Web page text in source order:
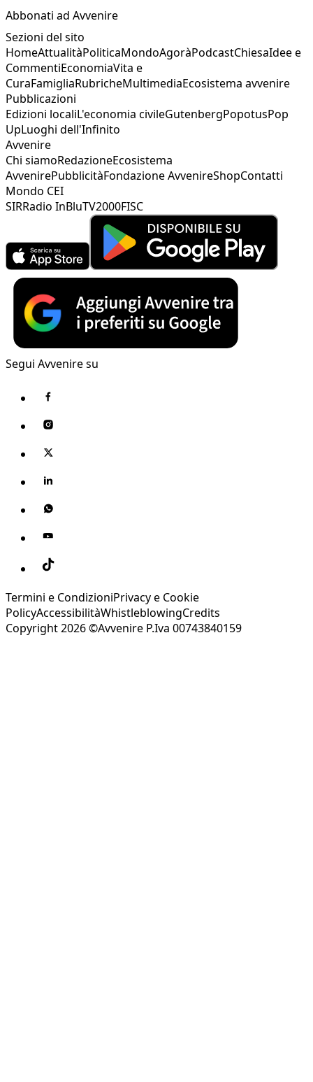
Abbonati ad Avvenire
Sezioni del sito
HomeAttualitàPoliticaMondoAgoràPodcastChiesaIdee e
CommentiEconomiaVita e
CuraFamigliaRubricheMultimediaEcosistema avvenire
Pubblicazioni
Edizioni localiL'economia civileGutenbergPopotusPop
UpLuoghi dell'Infinito
Avvenire
Chi siamoRedazioneEcosistema
AvvenirePubblicitàFondazione AvvenireShopContatti
Mondo CEI
SIRRadio InBluTV2000FISC
Segui Avvenire su
Termini e CondizioniPrivacy e Cookie
PolicyAccessibilitàWhistleblowingCredits
Copyright 2026 ©Avvenire P.Iva 00743840159